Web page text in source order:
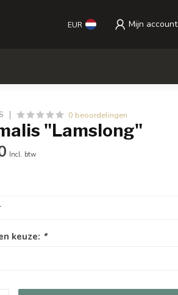
EUR Mijn account
0 beoordelingen
"Lamslong"
Incl. btw
keuze: *